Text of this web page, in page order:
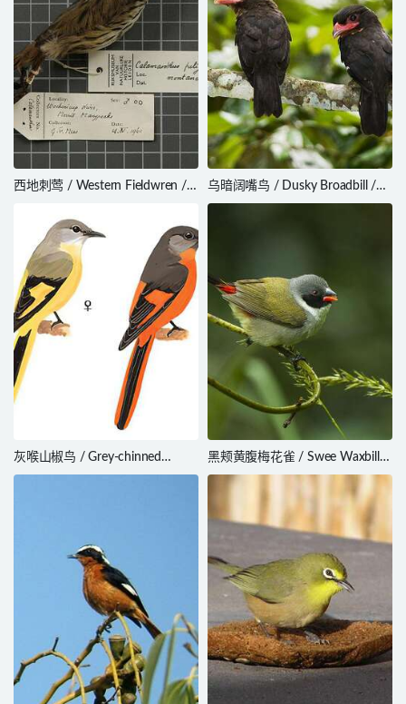
西地刺莺 / Western Fieldwren /
乌暗阔嘴鸟 / Dusky Broadbill /
Corydon sumatranus
灰喉山椒鸟 / Grey-chinned
Minivet / Pericrocotus solaris
黑颊黄腹梅花雀 / Swee Waxbill /
Coccopygia melanotis